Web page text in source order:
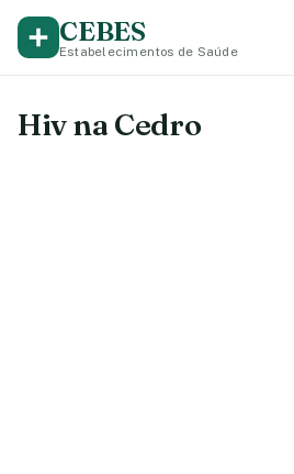
CEBES
Estabelecimentos de Saúde
Hiv na Cedro